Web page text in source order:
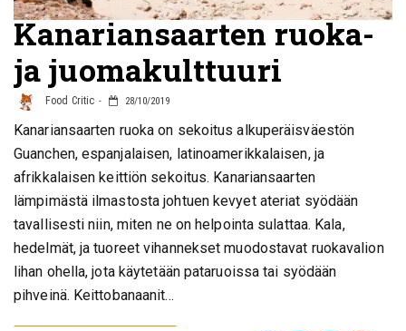
Kanariansaarten ruoka-
ja juomakulttuuri
Food Critic 28/10/2019
Kanariansaarten ruoka on sekoitus alkuperäisväestön
Guanchen, espanjalaisen, latinoamerikkalaisen, ja
afrikkalaisen keittiön sekoitus. Kanariansaarten
lämpimästä ilmastosta johtuen kevyet ateriat syödään
tavallisesti niin, miten ne on helpointa sulattaa. Kala,
hedelmät, ja tuoreet vihannekset muodostavat ruokavalion
lihan ohella, jota käytetään pataruoissa tai syödään
pihveinä. Keittobanaanit…